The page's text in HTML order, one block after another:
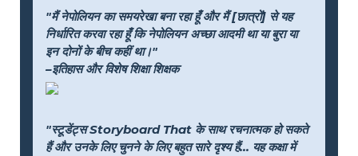
"मैं नेपोलियन का समयरेखा बना रहा हूँ और मैं [छात्रों] से यह
निर्धारित करवा रहा हूँ कि नेपोलियन अच्छा आदमी था या बुरा या
इन दोनों के बीच कहीं था।"
–इतिहास और विशेष शिक्षा शिक्षक
"स्टूडेंट्स Storyboard That के साथ रचनात्मक हो सकते
हैं और उनके लिए चुनने के लिए बहुत सारे दृश्य हैं... यह कक्षा में